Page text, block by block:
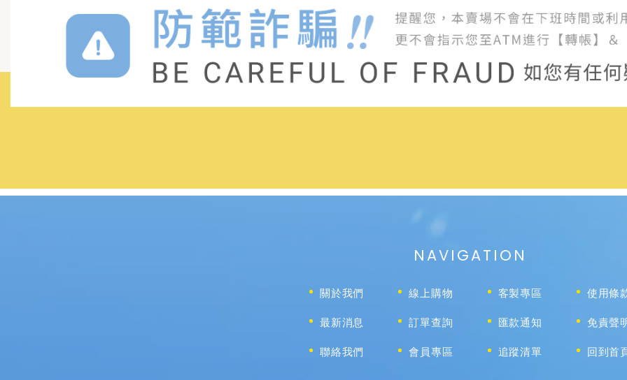
NAVIGATION
關於我們
最新消息
聯絡我們
線上購物
訂單查詢
會員專區
客製專區
匯款通知
追蹤清單
使用條
免責聲
回到首